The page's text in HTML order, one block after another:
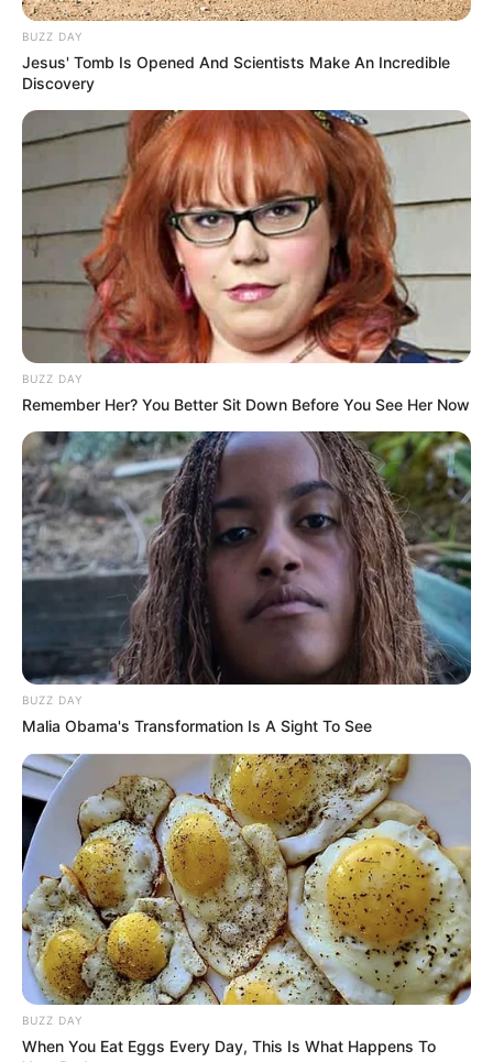
BUZZ DAY
Jesus' Tomb Is Opened And Scientists Make An Incredible
Discovery
BUZZ DAY
Remember Her? You Better Sit Down Before You See Her Now
BUZZ DAY
Malia Obama's Transformation Is A Sight To See
BUZZ DAY
When You Eat Eggs Every Day, This Is What Happens To